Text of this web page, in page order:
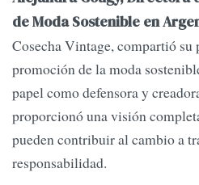
de Moda Sostenible en
Cosecha Vintage, compartió su
promoción de la moda
papel como defensora y
proporcionó una visión
pueden contribuir al cambio a
responsabilidad.